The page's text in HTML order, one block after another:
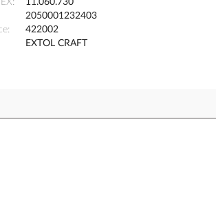
11.060.730
2050001232403
422002
EXTOL CRAFT